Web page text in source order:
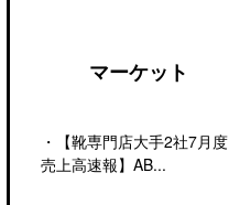
マーケット
・
【靴専門店大手2社7月度
売上高速報】AB...